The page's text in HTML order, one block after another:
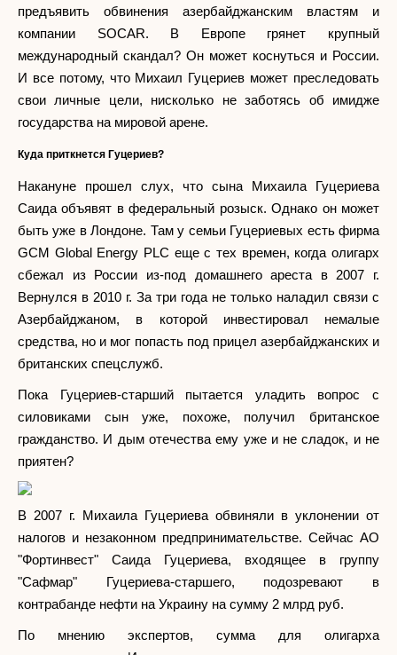
предъявить обвинения азербайджанским властям и
компании SOCAR. В Европе грянет крупный
международный скандал? Он может коснуться и России.
И все потому, что Михаил Гуцериев может преследовать
свои личные цели, нисколько не заботясь об имидже
государства на мировой арене.
Куда приткнется Гуцериев?
Накануне прошел слух, что сына Михаила Гуцериева
Саида объявят в федеральный розыск. Однако он может
быть уже в Лондоне. Там у семьи Гуцериевых есть фирма
GCM Global Energy PLC еще с тех времен, когда олигарх
сбежал из России из-под домашнего ареста в 2007 г.
Вернулся в 2010 г. За три года не только наладил связи с
Азербайджаном, в которой инвестировал немалые
средства, но и мог попасть под прицел азербайджанских и
британских спецслужб.
Пока Гуцериев-старший пытается уладить вопрос с
силовиками сын уже, похоже, получил британское
гражданство. И дым отечества ему уже и не сладок, и не
приятен?
В 2007 г. Михаила Гуцериева обвиняли в уклонении от
налогов и незаконном предпринимательстве. Сейчас АО
"Фортинвест" Саида Гуцериева, входящее в группу
"Сафмар" Гуцериева-старшего, подозревают в
контрабанде нефти на Украину на сумму 2 млрд руб.
По мнению экспертов, сумма для олигарха